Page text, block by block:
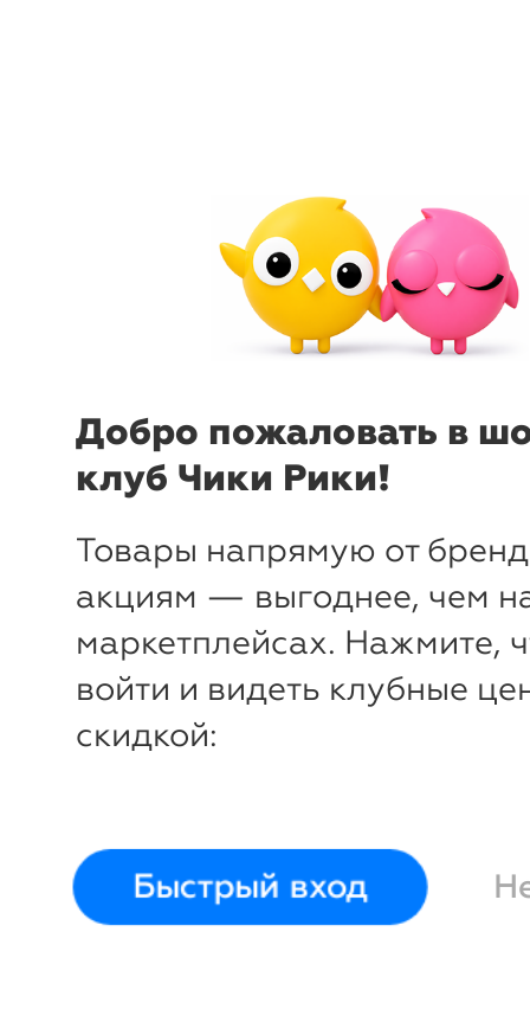
Добро пожаловать в
клуб Чики Рики!
Товары напрямую от
акциям — выгоднее, чем
маркетплейсах. Нажмите,
войти и видеть клубные
скидкой:
Быстрый вход